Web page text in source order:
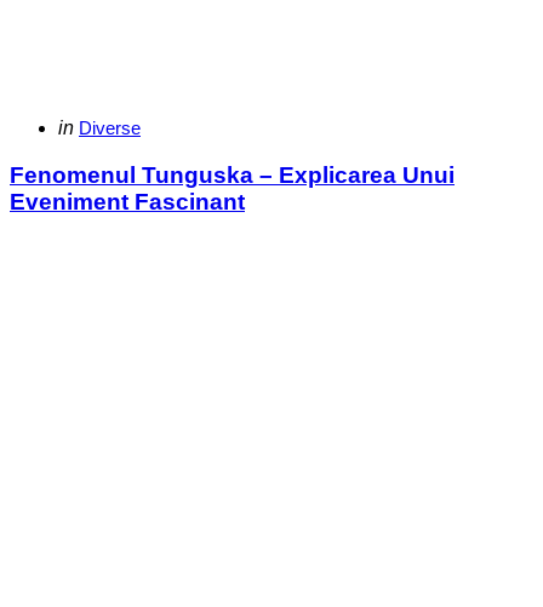
Categories
Posted
in Diverse
Fenomenul Tunguska – Explicarea Unui
Eveniment Fascinant